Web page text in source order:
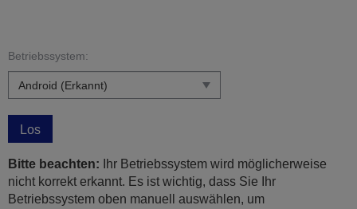
Betriebssystem:
Los
Bitte beachten: Ihr Betriebssystem wird möglicherweise
nicht korrekt erkannt. Es ist wichtig, dass Sie Ihr
Betriebssystem oben manuell auswählen, um